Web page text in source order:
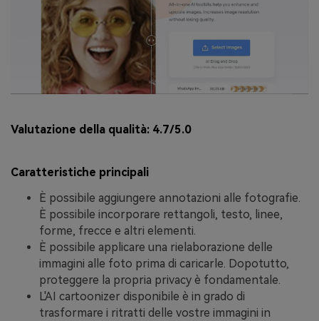
Valutazione della qualità: 4.7/5.0
Caratteristiche principali
È possibile aggiungere annotazioni alle fotografie.
È possibile incorporare rettangoli, testo, linee,
forme, frecce e altri elementi.
È possibile applicare una rielaborazione delle
immagini alle foto prima di caricarle. Dopotutto,
proteggere la propria privacy è fondamentale.
L'AI cartoonizer disponibile è in grado di
trasformare i ritratti delle vostre immagini in